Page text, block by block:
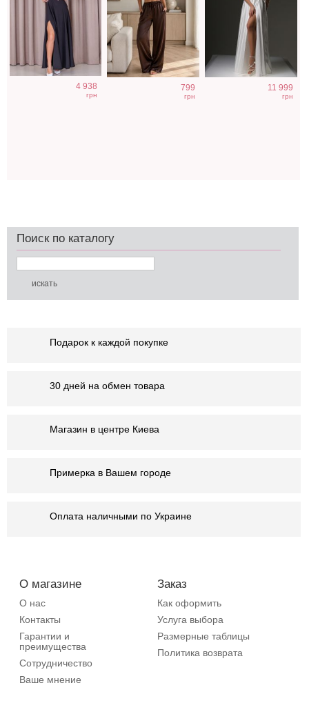
4 938
грн
799
грн
11 999
грн
Поиск по каталогу
Подарок к каждой покупке
30 дней на обмен товара
Магазин в центре Киева
Примерка в Вашем городе
Оплата наличными по Украине
О магазине
О нас
Контакты
Гарантии и
преимущества
Сотрудничество
Ваше мнение
Заказ
Как оформить
Услуга выбора
Размерные таблицы
Политика возврата